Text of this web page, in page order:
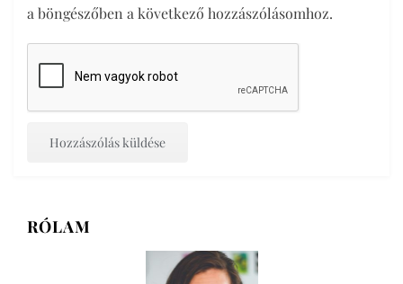
a böngészőben a következő hozzászólásomhoz.
RÓLAM